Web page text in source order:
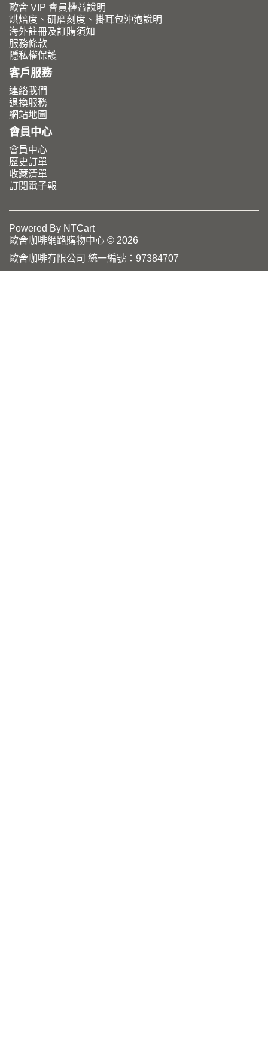
歐舍 VIP 會員權益說明
烘焙度、研磨刻度、掛耳包沖泡說明
海外註冊及訂購須知
服務條款
隱私權保護
客戶服務
連絡我們
退換服務
網站地圖
會員中心
會員中心
歷史訂單
收藏清單
訂閱電子報
Powered By NTCart
歐舍咖啡網路購物中心 © 2026
歐舍咖啡有限公司 統一編號：97384707